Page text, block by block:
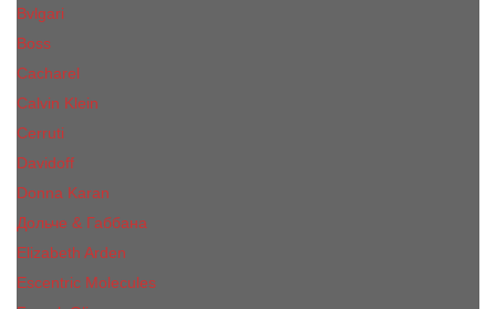
Bvlgari
Boss
Cacharel
Calvin Klein
Cerruti
Davidoff
Donna Karan
Дольче & Габбана
Elizabeth Arden
Escentric Molecules